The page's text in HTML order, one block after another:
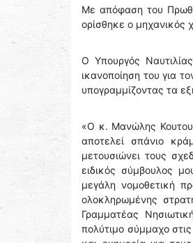
Με απόφαση του
ορίσθηκε ο μηχανικός
Ο Υπουργός
ικανοποίηση του για
υπογραμμίζοντας τα
«Ο κ. Μανώλης
αποτελεί σπάνιο
μετουσιώνει τους
ειδικός σύμβουλος
μεγάλη νομοθετική
ολοκληρωμένης
Γραμματέας
πολύτιμο σύμμαχο